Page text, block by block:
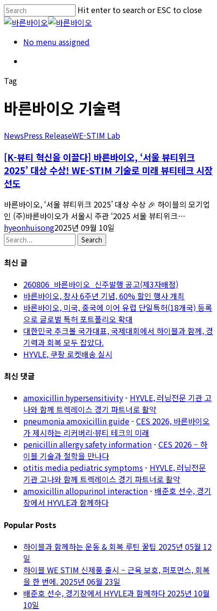
Skip
to
content
Hit enter to search or ESC to close
Close
Menu No menu assigned
Tag
바른바이오 기술력
NewsPress ReleaseWE-STIM Lab
[K-뷰티 혁신을 이끌다] 바른바이오, ‘서울 뷰티위크
2025’ 대상 수상! WE-STIM 기술로 미래 뷰티테크 시장
선도
바른바이오, ‘서울 뷰티위크 2025’ 대상 수상 🎉 하이블의 모기업
인 (주)바른바이오가 서울시 주관 ‘2025 서울 뷰티위크…
hyeonhuisong2025년 09월 10일
Search
최신 글
260806_바른바이오_신주발행 공고(제3자배정)
바른바이오, 창사 6주년 기념, 60% 할인 행사 개최
바른바이오, 미국, 중국에 이어 유럽 단일특허(18개국) 등록
으로 글로벌 특허 포트폴리오 확대
대한민국 추크볼 국가대표, 국제대회에서 하이블과 함께, 경
기력과 회복 모두 잡았다.
HYVLE, 쿠팡 로켓배송 실시
최신 댓글
amoxicillin hypersensitivity- HYVLE, 러닝전문 기관 고
나와 함께 트렉레이스 경기 파트너로 활약
pneumonia amoxicillin guide- CES 2026, 바른바이오
가 제시하는 리커버리·뷰티 테크의 미래
penicillin allergy safety information- CES 2026 – 하
이블 기술과 철학을 만나다
otitis media pediatric symptoms- HYVLE, 러닝전문
기관 고나와 함께 트렉레이스 경기 파트너로 활약
amoxicillin allopurinol interaction- 배준호 선수, 경기
장에서 HYVLE과 함께하다
Popular Posts
하이블과 함께하는 운동 & 회복 루틴 꿀팁 2025년 05월 12
일
하이블 WE STIM 신제품 출시 – 근육 보호, 퍼포먼스, 회복
을 한 번에. 2025년 06월 23일
배준호 선수, 경기장에서 HYVLE과 함께하다 2025년 10월
10일